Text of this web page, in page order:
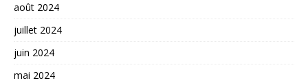
août 2024
juillet 2024
juin 2024
mai 2024